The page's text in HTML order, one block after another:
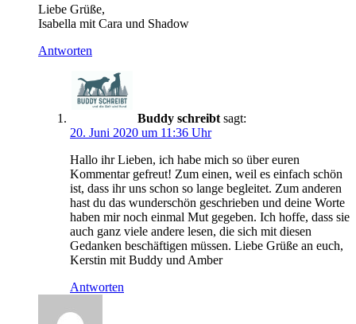
Liebe Grüße,
Isabella mit Cara und Shadow
Antworten
Buddy schreibt sagt:
20. Juni 2020 um 11:36 Uhr
Hallo ihr Lieben, ich habe mich so über euren
Kommentar gefreut! Zum einen, weil es einfach schön
ist, dass ihr uns schon so lange begleitet. Zum anderen
hast du das wunderschön geschrieben und deine Worte
haben mir noch einmal Mut gegeben. Ich hoffe, dass sie
auch ganz viele andere lesen, die sich mit diesen
Gedanken beschäftigen müssen. Liebe Grüße an euch,
Kerstin mit Buddy und Amber
Antworten